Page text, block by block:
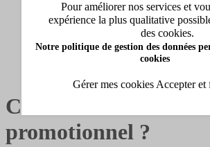
Aide
Comment utiliser un code
Comment utiliser un
promotionnel ?
Pour améliorer nos services et
expérience la plus qualitative
des cookies.
Notre politique de gestion des données
cookies
Gérer mes cookies Accepter et